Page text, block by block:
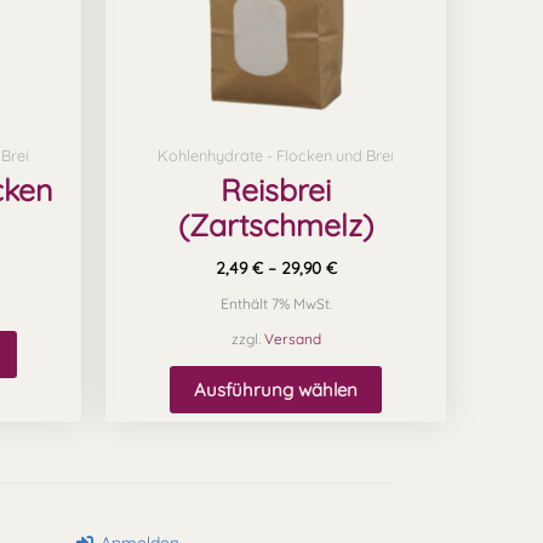
der
Produktseite
Kohlenhydrate - Flocken und Brei
Reisbrei
(Zartschmelz)
2,49€ – 29,90 €
Enthält 7% MwSt.
zzgl. Versand
Ausführung wählen
der